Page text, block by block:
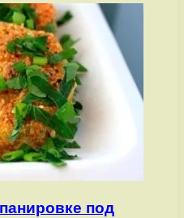
под